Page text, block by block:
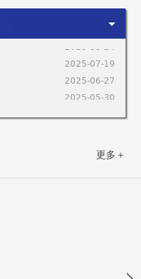
2026-01-20
2025-12-05
2025-07-19
2025-06-27
2025-05-30
2026-01-20
更多＋